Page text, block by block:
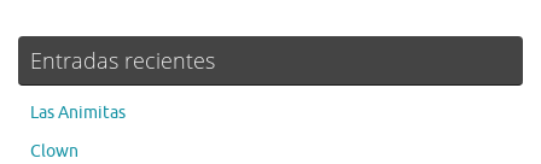
Entradas recientes
Las Animitas
Clown